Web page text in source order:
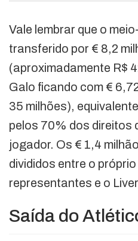
Vale lembrar que o
transferido por € 8,2
(aproximadamente R$
Galo ficando com €
35 milhões),
pelos 70% dos direitos
jogador. Os € 1,4
divididos entre o
representantes e o
Saída do